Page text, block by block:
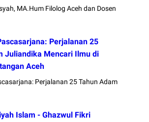
MA.Hum Filolog Aceh dan Dosen
Perjalanan 25
Juliandika Mencari Ilmu di
Aceh
Perjalanan 25 Tahun Adam
Islam - Ghazwul Fikri